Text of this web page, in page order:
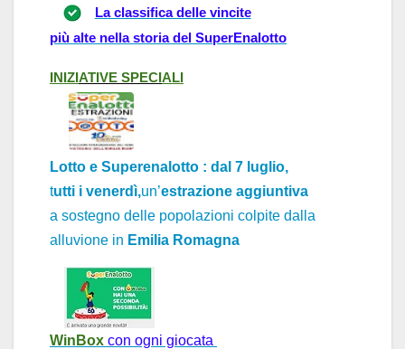
La classifica delle vincite
più alte nella storia del SuperEnalotto
INIZI ATIVE SPECI ALI
Lotto e Superenalotto : dal 7 luglio,
tutti i venerdì,un’estrazione aggiuntiva
a sostegno delle popolazioni colpite dall a
alluvione in Emilia Romagna
WinBox con ogni giocata